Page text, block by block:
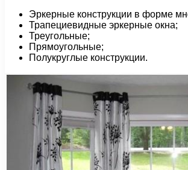
Эркерные конструкции в форме
Трапециевидные эркерные окна;
Треугольные;
Прямоугольные;
Полукруглые конструкции.